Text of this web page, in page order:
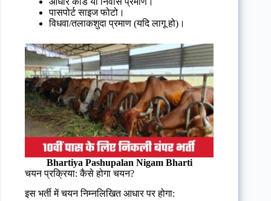
पासपोर्ट साइज फोटो।
विधवा/तलाकशुदा प्रमाण (यदि लागू हो)।
Bhartiya Pashupalan Nigam Bharti
चयन प्रक्रिया: कैसे होगा चयन?
इस भर्ती में चयन निम्नलिखित आधार पर होगा: